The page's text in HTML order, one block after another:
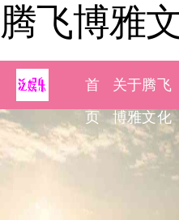
腾飞博雅
首
页
关于腾飞
博雅文化